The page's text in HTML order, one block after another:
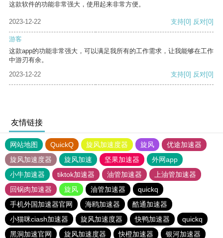
这款软件的功能非常强大，使用起来非常方便。
2023-12-22 支持[0] 反对[0]
游客
这款app的功能非常强大，可以满足我所有的工作需求，让我能够在工作
中游刃有余。
2023-12-22
支持[0] 反对[0]
友情链接
网站地图 QuickQ 旋风加速度器 旋风
优途加速器
旋风加速度器
旋风加速 坚果加速器
外网app
小牛加速器
tiktok加速器 油管加速器
上油管加速器
回锅肉加速器
旋风 油管加速器
quickq
手机外国加速器官网
海鸥加速器
酷通加速器
小猫咪ciash加速器
旋风加速度器 快鸭加速器
quickq
黑洞加速官网
旋风加速度器 快橙加速器 银河加速器